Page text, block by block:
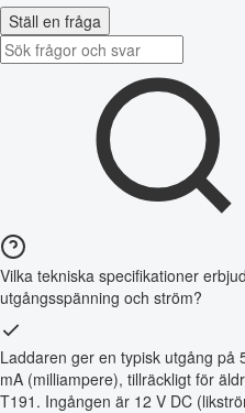
Ställ en fråga
Vilka tekniska specifikationer
utgångsspänning och ström?
Laddaren ger en typisk utgång på
mA (milliampere), tillräckligt för
T191. Ingången är 12 V DC